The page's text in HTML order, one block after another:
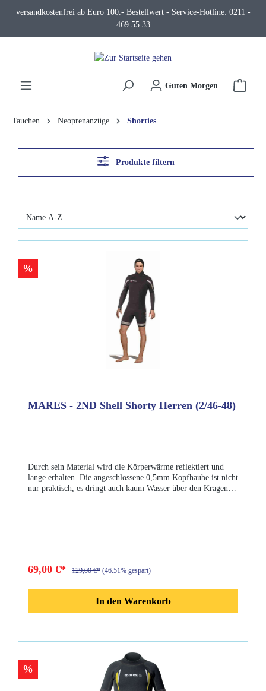
springen
versandkostenfrei ab Euro 100.- Bestellwert - Service-Hotline: 0211 -
469 55 33
Guten Morgen
Tauchen Neoprenanzüge Shorties
Produkte filtern
%
MARES - 2ND Shell Shorty Herren (2/46-48)
Durch sein Material wird die Körperwärme reflektiert und
lange erhalten. Die angeschlossene 0,5mm Kopfhaube ist nicht
nur praktisch, es dringt auch kaum Wasser über den Kragen
69,00 €* 129,00 €* (46.51% gespart)
In den Warenkorb
%